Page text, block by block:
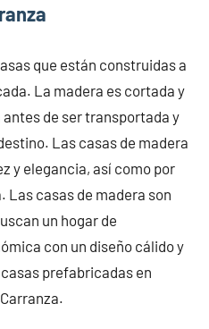
que están construidas a
La madera es cortada y
de ser transportada y
Las casas de madera
y elegancia, así como por
Las casas de madera son
un hogar de
con un diseño cálido y
prefabricadas en